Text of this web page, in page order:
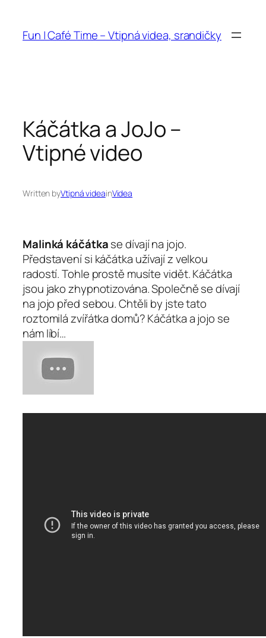
obsahFun | Café Time – Vtipná videa, srandičky
Káčátka a JoJo –
Vtipné video
Written byVtipná videainVidea
Malinká káčátkase dívají na jojo.
Představení si káčátka užívají z velkou
radostí. Tohle prostě musíte vidět. Káčátka
jsou jako zhypnotizována. Společně se dívají
na jojo před sebou. Chtěli by jste tato
roztomilá zvířátka domů? Káčátka a jojo se
nám líbí…